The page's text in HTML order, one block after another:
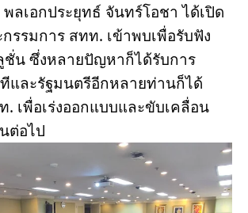
ลเอกประยุทธ์ จันทร์โอชา ได้เปิด
รรมการ สทท. เข้าพบเพื่อรับฟัง
น ซึ่งหลายปัญหาก็ได้รับการ
และรัฐมนตรีอีกหลายท่านก็ได้
เพื่อเร่งออกแบบและขับเคลื่อน
ต่อไป